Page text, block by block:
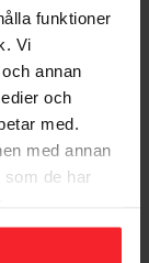
funktioner
Vi
annan
och
med.
med annan
som de har